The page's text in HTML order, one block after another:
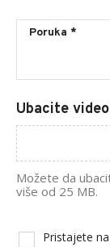
Ubacite
Možete da
više od 25 MB.
Pristajete na